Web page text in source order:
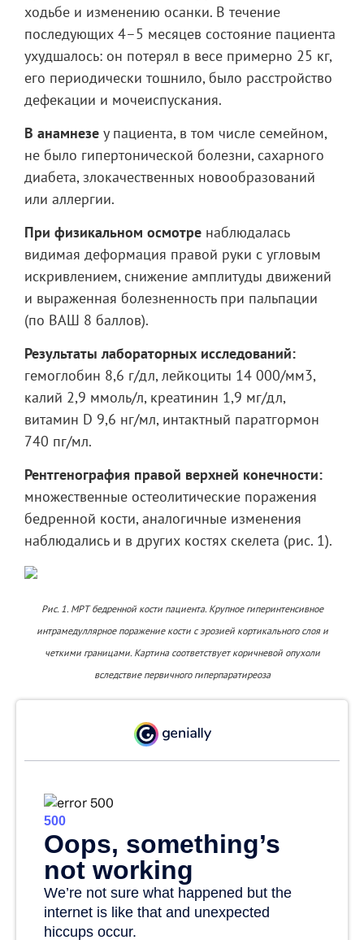
ходьбе и изменению осанки. В течение
последующих 4–5 месяцев состояние пациента
ухудшалось: он потерял в весе примерно 25 кг,
его периодически тошнило, было расстройство
дефекации и мочеиспускания.
В анамнезе у пациента, в том числе семейном,
не было гипертонической болезни, сахарного
диабета, злокачественных новообразований
или аллергии.
При физикальном осмотре наблюдалась ​​
видимая деформация правой руки с угловым
искривлением, снижение амплитуды движений
и выраженная болезненность при пальпации
(по ВАШ 8 баллов).
Результаты лабораторных исследований:
гемоглобин 8,6 г/дл, лейкоциты 14 000/мм3,
калий 2,9 ммоль/л, креатинин 1,9 мг/дл,
витамин D 9,6 нг/мл, интактный паратгормон
740 пг/мл.
Рентгенография правой верхней конечности:
множественные остеолитические поражения
бедренной кости, аналогичные изменения
наблюдались и в других костях скелета (рис. 1).
Рис. 1. МРТ бедренной кости пациента. Крупное гиперинтенсивное
интрамедуллярное поражение кости с эрозией кортикального слоя и
четкими границами. Картина соответствует коричневой опухоли
вследствие первичного гиперпаратиреоза